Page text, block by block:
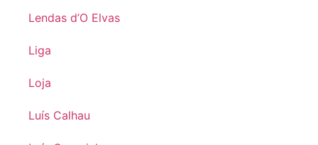
Lendas d’O Elvas
Liga
Loja
Luís Calhau